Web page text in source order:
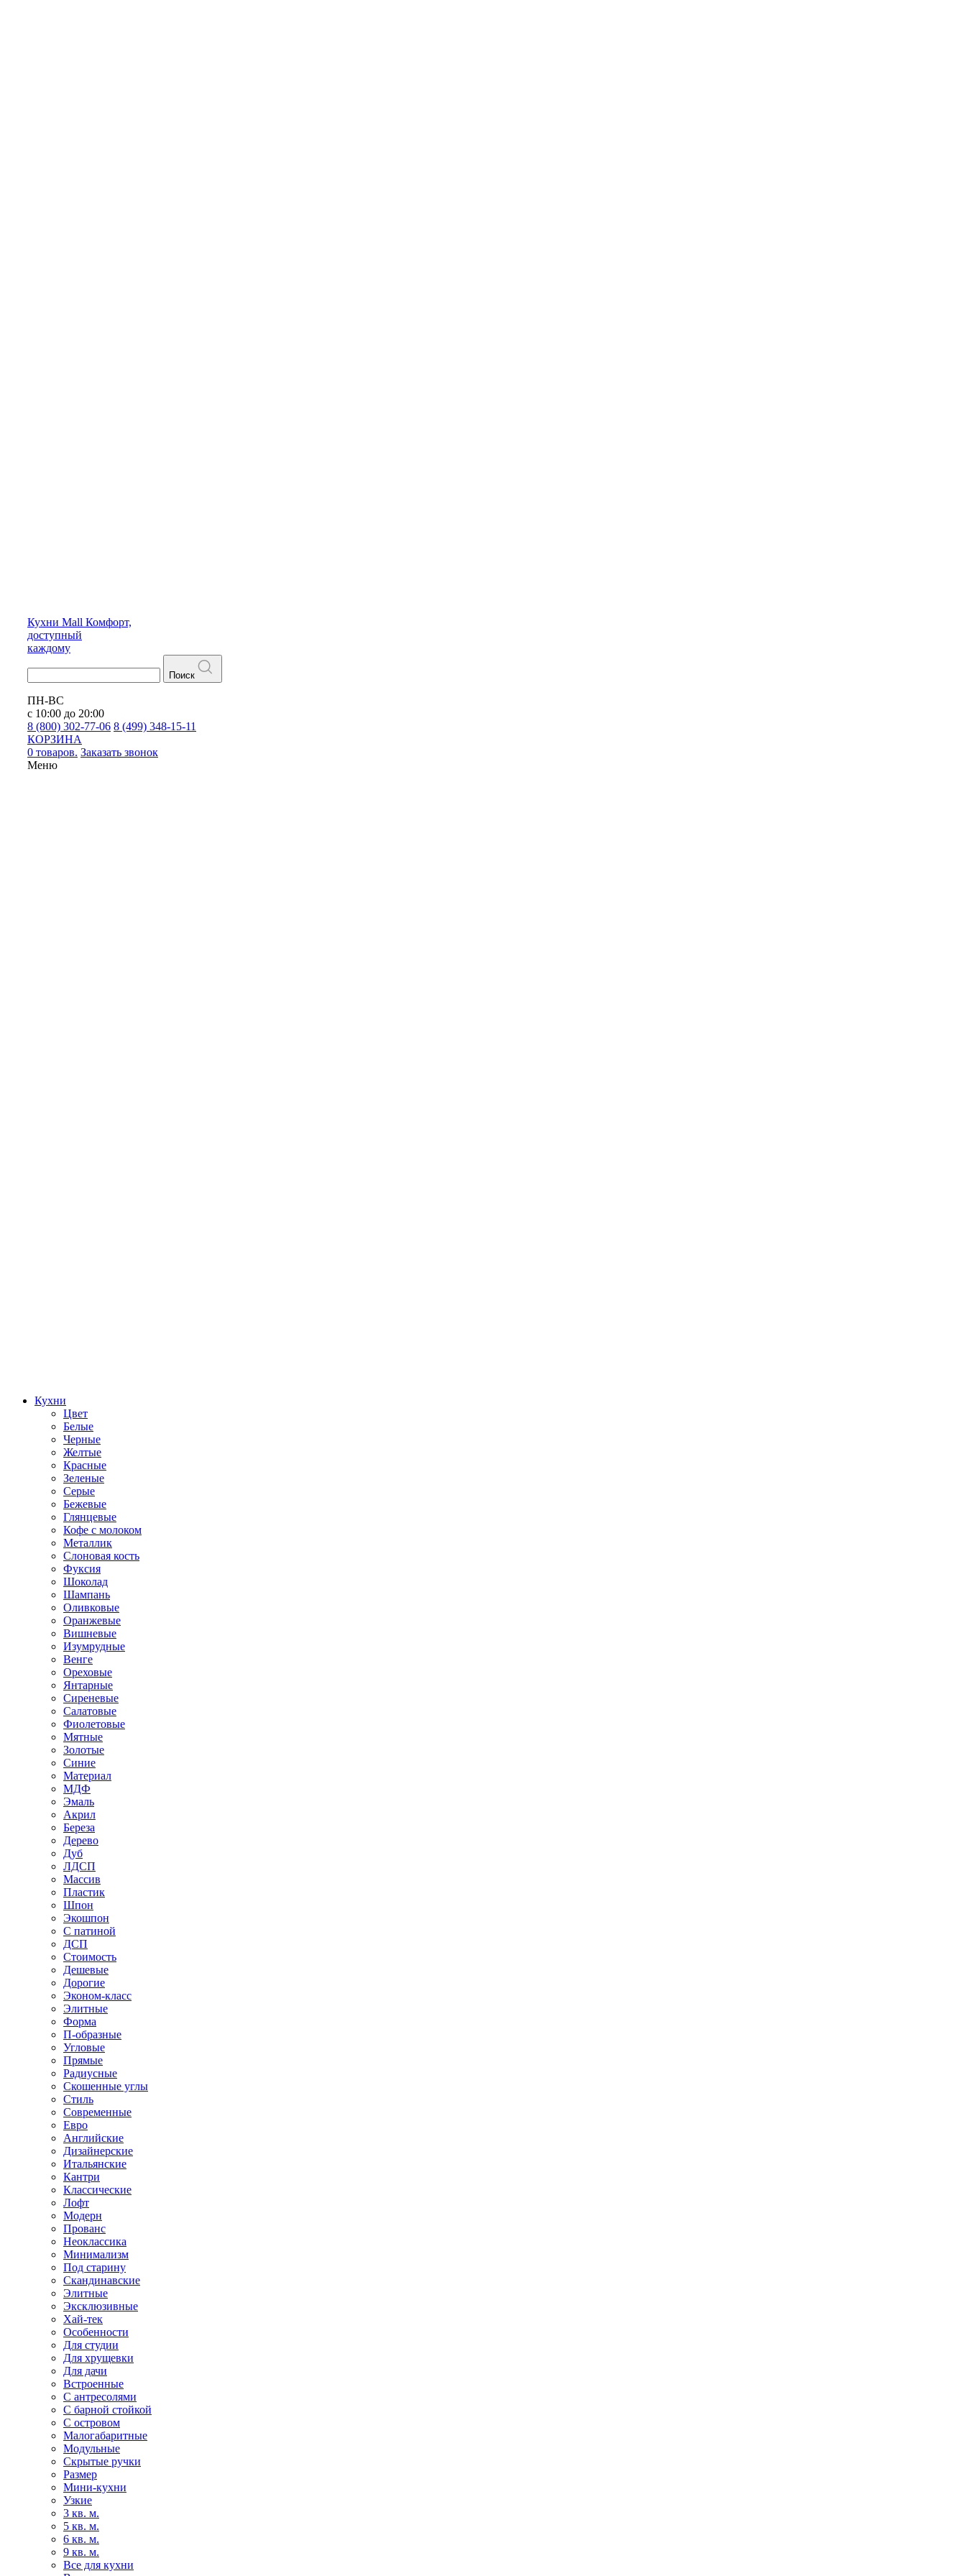
Кухни Mall Комфорт,
доступный
каждому
Поиск
ПН-ВС
с 10:00 до 20:00
8 (800) 302-77-06 8 (499) 348-15-11
КОРЗИНА
0 товаров. Заказать звонок
Меню
Кухни
Цвет
Белые
Черные
Желтые
Красные
Зеленые
Серые
Бежевые
Глянцевые
Кофе с молоком
Металлик
Слоновая кость
Фуксия
Шоколад
Шампань
Оливковые
Оранжевые
Вишневые
Изумрудные
Венге
Ореховые
Янтарные
Сиреневые
Салатовые
Фиолетовые
Мятные
Золотые
Синие
Материал
МДФ
Эмаль
Акрил
Береза
Дерево
Дуб
ЛДСП
Массив
Пластик
Шпон
Экошпон
С патиной
ДСП
Стоимость
Дешевые
Дорогие
Эконом-класс
Элитные
Форма
П-образные
Угловые
Прямые
Радиусные
Скошенные углы
Стиль
Современные
Евро
Английские
Дизайнерские
Итальянские
Кантри
Классические
Лофт
Модерн
Прованс
Неоклассика
Минимализм
Под старину
Скандинавские
Элитные
Эксклюзивные
Хай-тек
Особенности
Для студии
Для хрущевки
Для дачи
Встроенные
С антресолями
С барной стойкой
С островом
Малогабаритные
Модульные
Скрытые ручки
Размер
Мини-кухни
Узкие
3 кв. м.
5 кв. м.
6 кв. м.
9 кв. м.
Все для кухни